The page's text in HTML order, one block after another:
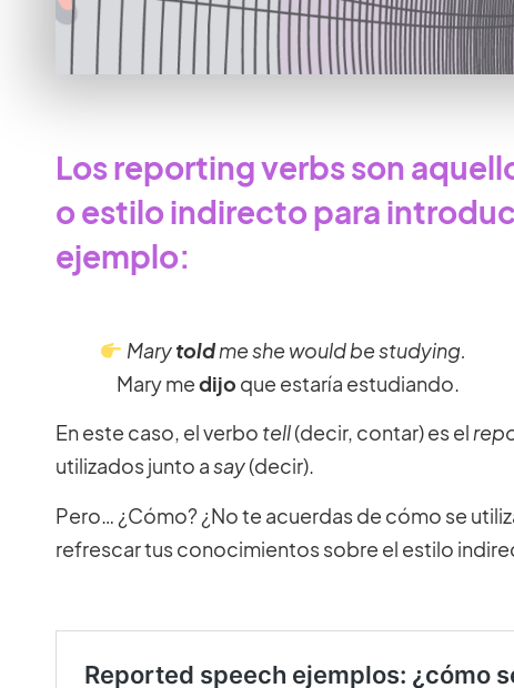
Los reporting verbs son
o estilo indirecto para
ejemplo:
Marytoldme she would be studying.
Mary medijo que estaría estudiando.
En este caso, el verbo tell(decir, contar) es el
utilizados junto asay(decir).
Pero… ¿Cómo? ¿No te acuerdas de cómo se
refrescar tus conocimientos sobre el estilo